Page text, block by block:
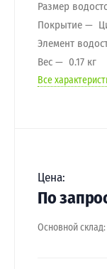
Размер
Покрытие
Элемент
Вес
0.17 кг
Все
Цена:
По
Основной склад: